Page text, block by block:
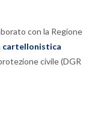
con la Regione
cartellonistica
civile (DGR